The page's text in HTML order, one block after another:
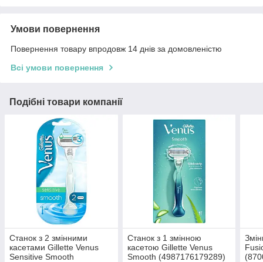
Умови повернення
Повернення товару впродовж 14 днів за домовленістю
Всі умови повернення
Подібні товари компанії
Станок з 2 змінними
касетами Gillette Venus
Sensitive Smooth
Станок з 1 змінною
касетою Gillette Venus
Smooth (4987176179289)